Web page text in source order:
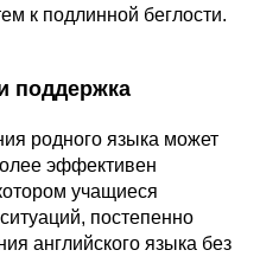
к подлинной беглости.
поддержка
родного языка может
эффективен
учащиеся
постепенно
английского языка без